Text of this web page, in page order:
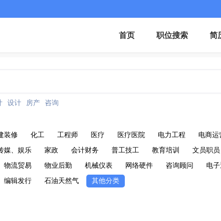
首页 职位搜索 简
设计 房产 咨询
装修 化工 工程师 医疗 医疗医院 电力工程 电商运
媒、娱乐 家政 会计财务 普工技工 教育培训 文员职员
物流贸易 物业后勤 机械仪表 网络硬件 咨询顾问 电
编辑发行 石油天然气 其他分类